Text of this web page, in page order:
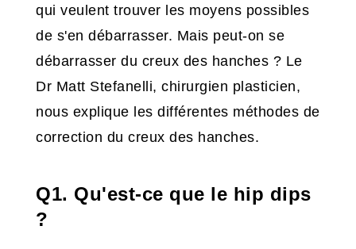
qui veulent trouver les moyens possibles
de s'en débarrasser. Mais peut-on se
débarrasser du creux des hanches ? Le
Dr Matt Stefanelli, chirurgien plasticien,
nous explique les différentes méthodes de
correction du creux des hanches.
Q1. Qu'est-ce que le hip dips
?